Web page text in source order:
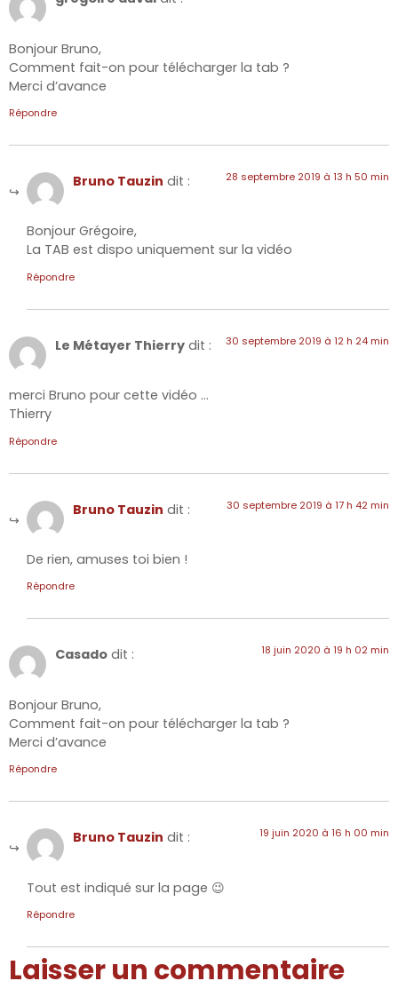
Bonjour Bruno,
Comment fait-on pour télécharger la tab ?
Merci d’avance
Répondre
Bruno Tauzin dit : 28 septembre 2019 à 13 h 50 min
Bonjour Grégoire,
La TAB est dispo uniquement sur la vidéo
Répondre
Le Métayer Thierry dit : 30 septembre 2019 à 12 h 24 min
merci Bruno pour cette vidéo …
Thierry
Répondre
Bruno Tauzin dit : 30 septembre 2019 à 17 h 42 min
De rien, amuses toi bien !
Répondre
Casado dit : 18 juin 2020 à 19 h 02 min
Bonjour Bruno,
Comment fait-on pour télécharger la tab ?
Merci d’avance
Répondre
Bruno Tauzin dit : 19 juin 2020 à 16 h 00 min
Tout est indiqué sur la page 😉
Répondre
Laisser un commentaire